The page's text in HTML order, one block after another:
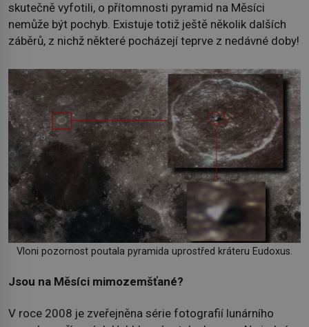
skutečně vyfotili, o přítomnosti pyramid na Měsíci
nemůže být pochyb. Existuje totiž ještě několik dalších
záběrů, z nichž některé pocházejí teprve z nedávné doby!
Vloni pozornost poutala pyramida uprostřed kráteru Eudoxus.
Jsou na Měsíci mimozemšťané?
V roce 2008 je zveřejněna série fotografií lunárního